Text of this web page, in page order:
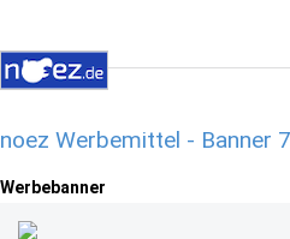
noez Werbemittel - Banner
Werbebanner